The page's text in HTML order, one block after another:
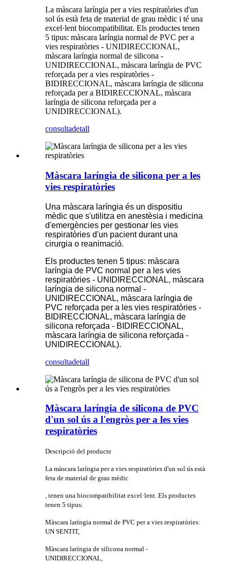
La màscara laríngia per a vies respiratòries d'un
sol ús està feta de material de grau mèdic i té una
excel·lent biocompatibilitat. Els productes tenen
5 tipus: màscara laríngia normal de PVC per a
vies respiratòries - UNIDIRECCIONAL,
màscara laríngia normal de silicona -
UNIDIRECCIONAL, màscara laríngia de PVC
reforçada per a vies respiratòries -
BIDIRECCIONAL, màscara laríngia de silicona
reforçada per a BIDIRECCIONAL, màscara
laríngia de silicona reforçada per a
UNIDIRECCIONAL).
consultadetall
Màscara laríngia de silicona per a les
vies respiratòries
Una màscara laríngia és un dispositiu
mèdic que s'utilitza en anestèsia i medicina
d'emergències per gestionar les vies
respiratòries d'un pacient durant una
cirurgia o reanimació.
Els productes tenen 5 tipus: màscara
laríngia de PVC normal per a les vies
respiratòries - UNIDIRECCIONAL, màscara
laríngia de silicona normal -
UNIDIRECCIONAL, màscara laríngia de
PVC reforçada per a les vies respiratòries -
BIDIRECCIONAL, màscara laríngia de
silicona reforçada - BIDIRECCIONAL,
màscara laríngia de silicona reforçada -
UNIDIRECCIONAL).
consultadetall
Màscara laríngia de silicona de PVC
d'un sol ús a l'engròs per a les vies
respiratòries
Descripció del producte
La màscara laríngia per a vies respiratòries d'un sol ús està
feta de material de grau mèdic
, tenen una biocompatibilitat excel·lent. Els productes
tenen 5 tipus:
Màscara laríngia normal de PVC per a vies respiratòries:
UN SENTIT,
Màscara laríngia de silicona normal -
UNIDIRECCIONAL,